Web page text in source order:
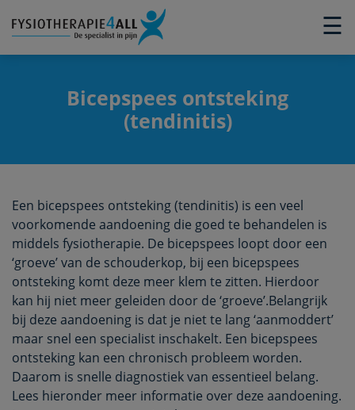
☰
×
Bicepspees ontsteking
(tendinitis)
Een bicepspees ontsteking (tendinitis) is een veel
voorkomende aandoening die goed te behandelen is
middels fysiotherapie. De bicepspees loopt door een
‘groeve’ van de schouderkop, bij een bicepspees
ontsteking komt deze meer klem te zitten. Hierdoor
kan hij niet meer geleiden door de ‘groeve’.Belangrijk
bij deze aandoening is dat je niet te lang ‘aanmoddert’
maar snel een specialist inschakelt. Een bicepspees
ontsteking kan een chronisch probleem worden.
Daarom is snelle diagnostiek van essentieel belang.
Lees hieronder meer informatie over deze aandoening.